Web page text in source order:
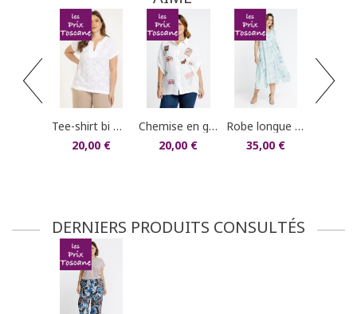
dans votre compte client (rubrique "Mes
commandes/détails").
tee-shirt bi matière losanges/fleurs 3d
20,00 €
chemise en gaze de coton
20,00 €
robe longue imprimée
35,00 €
DERNIERS PRODUITS CONSULTÉS